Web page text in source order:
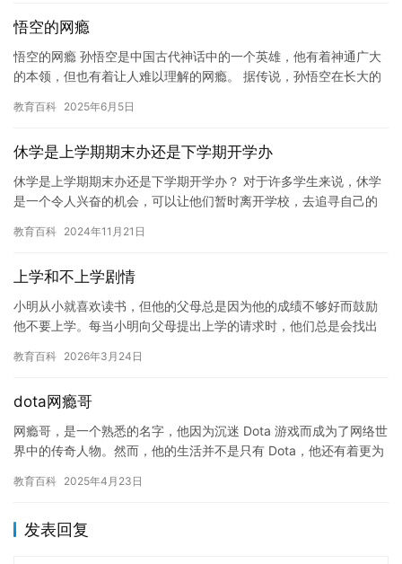
悟空的网瘾
悟空的网瘾 孙悟空是中国古代神话中的一个英雄，他有着神通广大
的本领，但也有着让人难以理解的网瘾。 据传说，孙悟空在长大的
被…
教育百科 2025年6月5日
休学是上学期期末办还是下学期开学办
休学是上学期期末办还是下学期开学办？ 对于许多学生来说，休学
是一个令人兴奋的机会，可以让他们暂时离开学校，去追寻自己的
任务…
教育百科 2024年11月21日
上学和不上学剧情
小明从小就喜欢读书，但他的父母总是因为他的成绩不够好而鼓励
他不要上学。每当小明向父母提出上学的请求时，他们总是会找出
调…
教育百科 2026年3月24日
dota网瘾哥
网瘾哥，是一个熟悉的名字，他因为沉迷 Dota 游戏而成为了网络世
界中的传奇人物。然而，他的生活并不是只有 Dota，他还有着更为
教育百科 2025年4月23日
发表回复